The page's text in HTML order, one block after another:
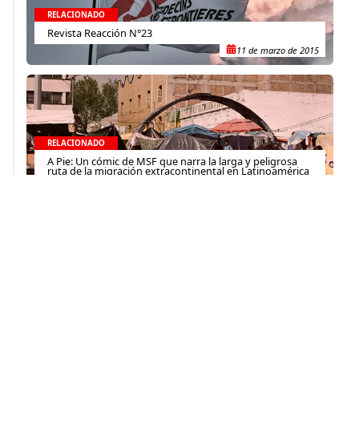
RELACIONADO
Revista Reacción N°23
11 de marzo de 2015
RELACIONADO
A Pie: Un cómic de MSF que narra la larga y peligrosa
ruta de la migración extracontinental en Latinoamérica